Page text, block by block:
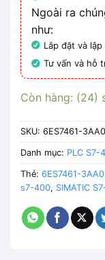
Ngoài ra
như:
Lắp đặt và
Tư vấn và hỗ
Còn hàng: (24)
SKU: 6ES7461-
Danh mục: PLC S7-
Thẻ: 6ES7461-
s7-400, SIMATIC